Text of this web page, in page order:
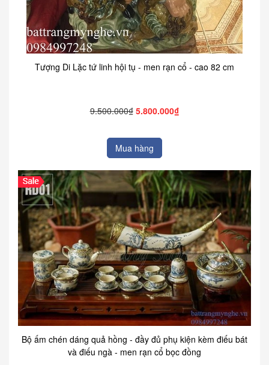
Tượng Di Lặc tứ linh hội tụ - men rạn cổ - cao 82 cm
9.500.000₫ 5.800.000₫
Mua hàng
Bộ ấm chén dáng quả hồng - đầy đủ phụ kiện kèm điếu bát
và điếu ngà - men rạn cổ bọc đồng